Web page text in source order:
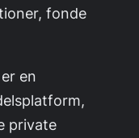
fonde
en
private